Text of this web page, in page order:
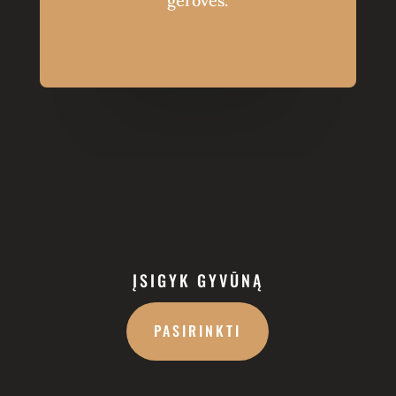
ĮSIGYK GYVŪNĄ
PASIRINKTI